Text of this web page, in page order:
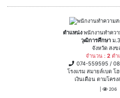
ตำแหน่งพนักงานทำควา
วุฒิการศึกษา ม
จังหวัด สงข
จำนวน : 2 ตำ
074-559595 /
โรงแรม สมายล์เบด โ
เงินเดือน ตามโครง
206